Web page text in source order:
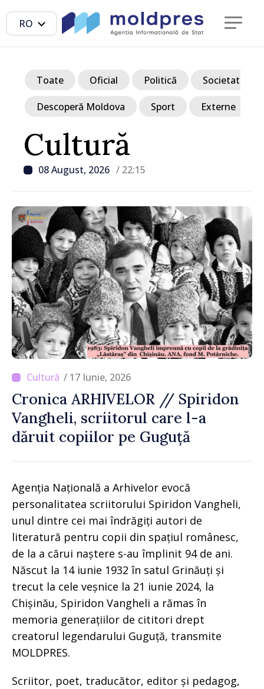
RO
Cultură
08 August, 2026 / 22:15
Toate Oficial Politică Societate
Descoperă Moldova Sport Externe
/ 17 Iunie, 2026
Cronica ARHIVELOR // Spiridon
Vangheli, scriitorul care l-a
dăruit copiilor pe Guguță
Agenția Națională a Arhivelor evocă
personalitatea scriitorului Spiridon Vangheli,
unul dintre cei mai îndrăgiți autori de
literatură pentru copii din spațiul românesc,
de la a cărui naștere s-au împlinit 94 de ani.
Născut la 14 iunie 1932 în satul Grinăuți și
trecut la cele veșnice la 21 iunie 2024, la
Chișinău, Spiridon Vangheli a rămas în
memoria generațiilor de cititori drept
creatorul legendarului Guguță, transmite
MOLDPRES.
Scriitor, poet, traducător, editor și pedagog,